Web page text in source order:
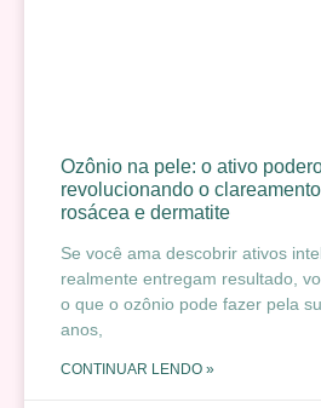
Ozônio na pele: o ativo
revolucionando o
rosácea e dermatite
Se você ama descobrir ativos
realmente entregam resultado,
o que o ozônio pode fazer pela
anos,
CONTINUAR LENDO »